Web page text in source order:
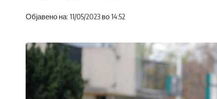
Објавено на: 11/05/2023 во 14:52